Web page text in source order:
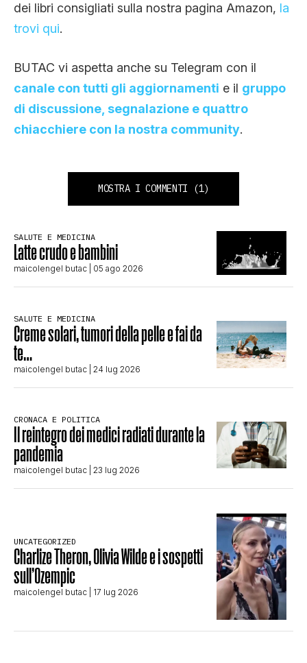
dei libri consigliati sulla nostra pagina Amazon, la
trovi qui.
BUTAC vi aspetta anche su Telegram con il
canale con tutti gli aggiornamenti e il gruppo
di discussione, segnalazione e quattro
chiacchiere con la nostra community.
MOSTRA I COMMENTI (1)
SALUTE E MEDICINA
Latte crudo e bambini
maicolengel butac | 05 ago 2026
SALUTE E MEDICINA
Creme solari, tumori della pelle e fai da
te…
maicolengel butac | 24 lug 2026
CRONACA E POLITICA
Il reintegro dei medici radiati durante la
pandemia
maicolengel butac | 23 lug 2026
UNCATEGORIZED
Charlize Theron, Olivia Wilde e i sospetti
sull’Ozempic
maicolengel butac | 17 lug 2026